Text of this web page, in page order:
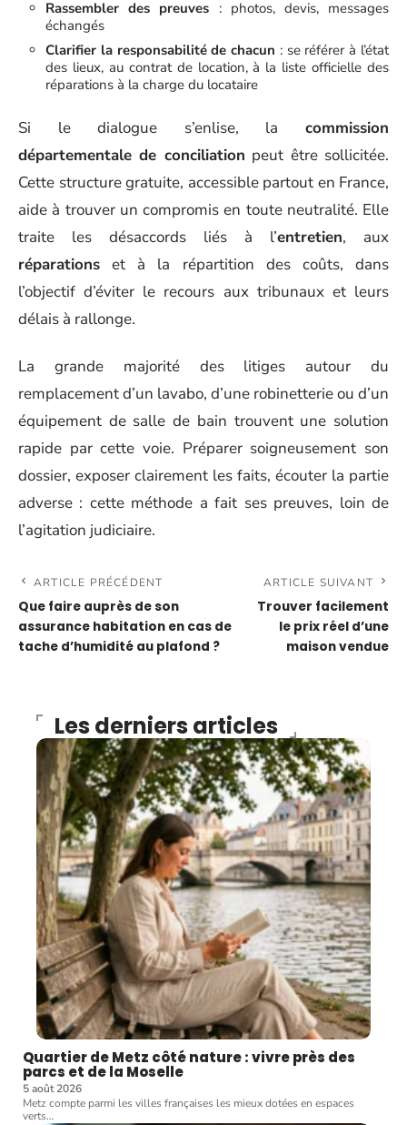
Rassembler des preuves : photos, devis, messages
échangés
Clarifier la responsabilité de chacun : se référer à l’état
des lieux, au contrat de location, à la liste officielle des
réparations à la charge du locataire
Si le dialogue s’enlise, la commission
départementale de conciliation peut être sollicitée.
Cette structure gratuite, accessible partout en France,
aide à trouver un compromis en toute neutralité. Elle
traite les désaccords liés à l’entretien, aux
réparations et à la répartition des coûts, dans
l’objectif d’éviter le recours aux tribunaux et leurs
délais à rallonge.
La grande majorité des litiges autour du
remplacement d’un lavabo, d’une robinetterie ou d’un
équipement de salle de bain trouvent une solution
rapide par cette voie. Préparer soigneusement son
dossier, exposer clairement les faits, écouter la partie
adverse : cette méthode a fait ses preuves, loin de
l’agitation judiciaire.
ARTICLE PRÉCÉDENT
Que faire auprès de son
assurance habitation en cas de
tache d’humidité au plafond ?
ARTICLE SUIVANT
Trouver facilement
le prix réel d’une
maison vendue
Les derniers articles
Quartier de Metz côté nature : vivre près des
parcs et de la Moselle
5 août 2026
Metz compte parmi les villes françaises les mieux dotées en espaces
verts…